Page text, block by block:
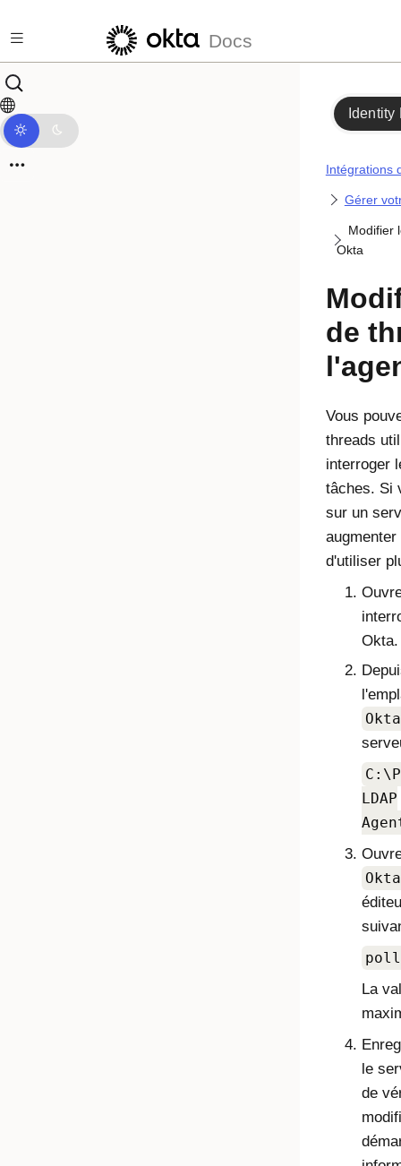
Docs
Identity
Intégrations
Gérer
Modifier
Okta
de
Vous
threads
interroger
tâches. Si
sur un
d'utiliser
Okta.
LDAP
La
le
de